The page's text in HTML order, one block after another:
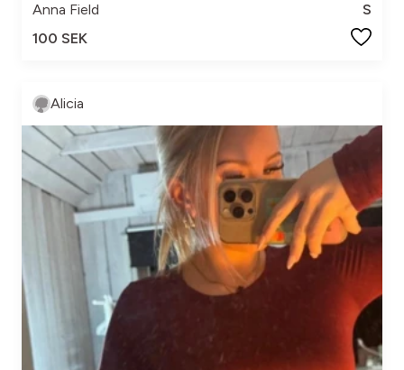
Anna Field
S
100 SEK
Alicia